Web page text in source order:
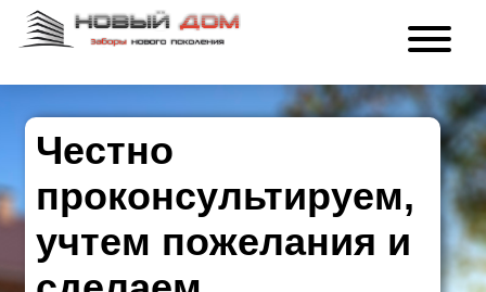
Честно
проконсультируем,
учтем пожелания и